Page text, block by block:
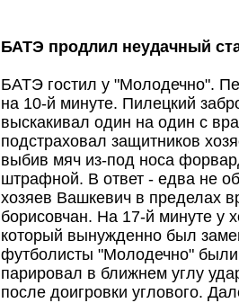
БАТЭ продлил неудачный
БАТЭ гостил у "Молодечно".
на 10-й минуте. Пилецкий
выскакивал один на один с
подстраховал защитников
выбив мяч из-под носа
штрафной. В ответ - едва не
хозяев Вашкевич в пределах
борисовчан. На 17-й минуте у
который вынужденно был
футболисты "Молодечно" были
парировал в ближнем углу
после доигровки углового.